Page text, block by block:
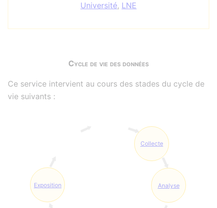
Université, LNE
Cycle de vie des données
Ce service intervient au cours des stades du cycle de
vie suivants :
Collecte
Analyse
Exposition